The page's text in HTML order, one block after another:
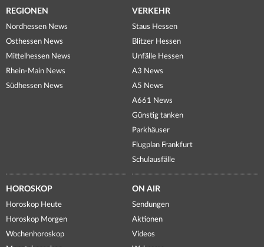
REGIONEN
Nordhessen News
Osthessen News
Mittelhessen News
Rhein-Main News
Südhessen News
VERKEHR
Staus Hessen
Blitzer Hessen
Unfälle Hessen
A3 News
A5 News
A661 News
Günstig tanken
Parkhäuser
Flugplan Frankfurt
Schulausfälle
HOROSKOP
Horoskop Heute
Horoskop Morgen
Wochenhoroskop
ON AIR
Sendungen
Aktionen
Videos